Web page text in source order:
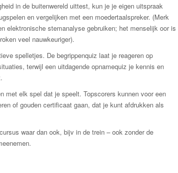
in de buitenwereld uittest, kun je je eigen uitspraak
en vergelijken met een moedertaalspreker. (Merk
elektronische stemanalyse gebruiken; het menselijk oor is
veel nauwkeuriger).
spelletjes. De begrippenquiz laat je reageren op
terwijl een uitdagende opnamequiz je kennis en
met elk spel dat je speelt. Topscorers kunnen voor een
of gouden certificaat gaan, dat je kunt afdrukken als
waar dan ook, bijv in de trein – ook zonder de